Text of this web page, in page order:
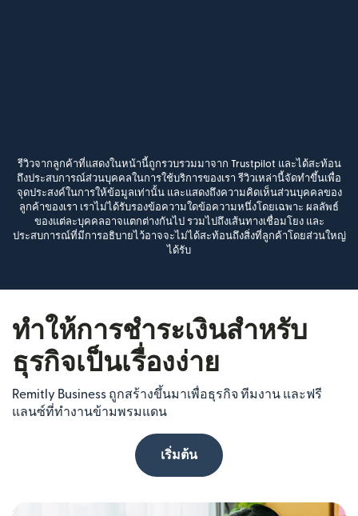
รีวิวจากลูกค้าที่แสดงในหน้านี้ถูกรวบรวมมาจาก Trustpilot และได้สะท้อน
ถึงประสบการณ์ส่วนบุคคลในการใช้บริการของเรา รีวิวเหล่านี้จัดทำขึ้นเพื่อ
จุดประสงค์ในการให้ข้อมูลเท่านั้น และแสดงถึงความคิดเห็นส่วนบุคคลของ
ลูกค้าของเรา เราไม่ได้รับรองข้อความใดข้อความหนึ่งโดยเฉพาะ ผลลัพธ์
ของแต่ละบุคคลอาจแตกต่างกันไป รวมไปถึงเส้นทางเชื่อมโยง และ
ประสบการณ์ที่มีการอธิบายไว้อาจจะไม่ได้สะท้อนถึงสิ่งที่ลูกค้าโดยส่วนใหญ่
ได้รับ
ทำให้การชำระเงินสำหรับ
ธุรกิจเป็นเรื่องง่าย
Remitly Business ถูกสร้างขึ้นมาเพื่อธุรกิจ ทีมงาน และฟรี
แลนซ์ที่ทำงานข้ามพรมแดน
เริ่มต้น